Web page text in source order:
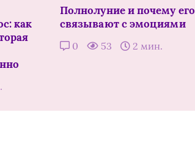
как
Полнолуние и почему его
связывают с эмоциями
0 53 2 мин.